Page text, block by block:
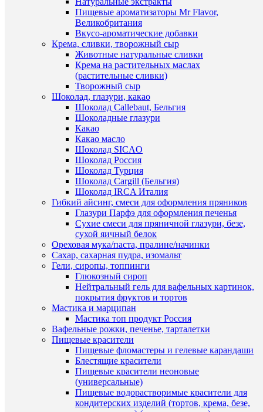
Пищевые ароматизаторы Mr Flavor,
Великобритания
Вкусо-ароматические добавки
Крема, сливки, творожный сыр
Животные натуральные сливки
Крема на растительных маслах
(растительные сливки)
Творожный сыр
Шоколад, глазури, какао
Шоколад Callebaut, Бельгия
Шоколадные глазури
Какао
Какао масло
Шоколад SICAO
Шоколад Россия
Шоколад Турция
Шоколад Cargill (Бельгия)
Шоколад IRCA Италия
Гибкий айсинг, смеси для оформления пряников
Глазури Парфэ для оформления печенья
Сухие смеси для пряничной глазури, безе,
сухой яичный белок
Ореховая мука/паста, пралине/начинки
Сахар, сахарная пудра, изомальт
Гели, сиропы, топпинги
Глюкозный сироп
Нейтральный гель для вафельных картинок,
покрытия фруктов и тортов
Мастика и марципан
Мастика топ продукт Россия
Вафельные рожки, печенье, тарталетки
Пищевые красители
Пищевые фломастеры и гелевые карандаши
Блестящие красители
Пищевые красители неоновые
(универсальные)
Пищевые водорастворимые красители для
кондитерских изделий (тортов, крема, безе,
шт
В
клик
В
В
наличии
Вырубка
140
В